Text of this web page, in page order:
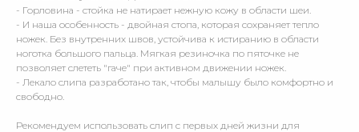
- Горловина - стойка не натирает нежную кожу в области шеи.
- И наша особенность - двойная стопа, которая сохраняет тепло
ножек. Без внутренних швов, устойчива к истиранию в области
ноготка большого пальца. Мягкая резиночка по пяточке не
позволяет слететь "гаче" при активном движении ножек.
- Лекало слипа разработано так, чтобы малышу было комфортно и
свободно.
Рекомендуем использовать слип с первых дней жизни для